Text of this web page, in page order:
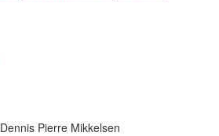
Dennis Pierre Mikkelsen